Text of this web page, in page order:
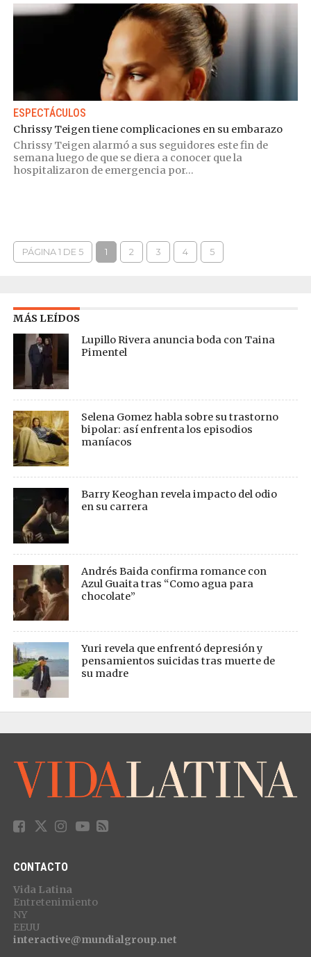
ESPECTÁCULOS
Chrissy Teigen tiene complicaciones en su embarazo
Chrissy Teigen alarmó a sus seguidores este fin de
semana luego de que se diera a conocer que la
hospitalizaron de emergencia por...
PÁGINA 1 DE 5 1 2 3 4 5
MÁS LEÍDOS
Lupillo Rivera anuncia boda con Taina
Pimentel
Selena Gomez habla sobre su trastorno
bipolar: así enfrenta los episodios
maníacos
Barry Keoghan revela impacto del odio
en su carrera
Andrés Baida confirma romance con
Azul Guaita tras “Como agua para
chocolate”
Yuri revela que enfrentó depresión y
pensamientos suicidas tras muerte de
su madre
CONTACTO
Vida Latina
Entretenimiento
NY
EEUU
interactive@mundialgroup.net